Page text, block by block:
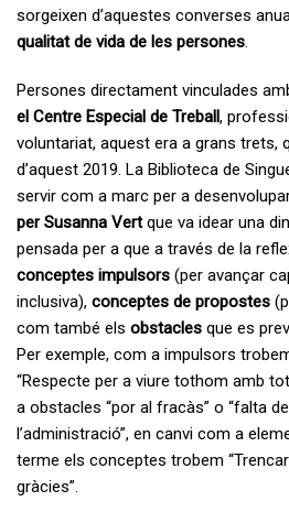
sorgeixen d’aquestes converses
qualitat de vida de les persones
Persones directament vinculades
el Centre Especial de Treball,
voluntariat, aquest era a grans trets,
d’aquest 2019. La Biblioteca de
servir com a marc per a
per Susanna Vertque va idear una
pensada per a que a través de la
conceptes impulsors (per avançar
inclusiva), conceptes de propostes
com també els obstacles que es
Per exemple, com a impulsors
“Respecte per a viure tothom amb
a obstacles “por al fracàs” o “falta
l’administració”, en canvi com a
terme els conceptes trobem
gràcies”.